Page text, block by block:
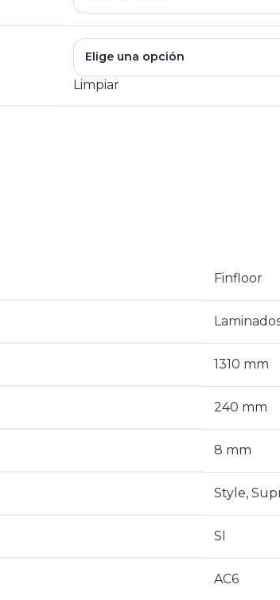
Limpiar
Finfloor
1310 mm
240 mm
8 mm
Style,
SI
AC6